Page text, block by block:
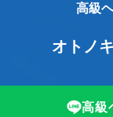
高級
オトノ
高級